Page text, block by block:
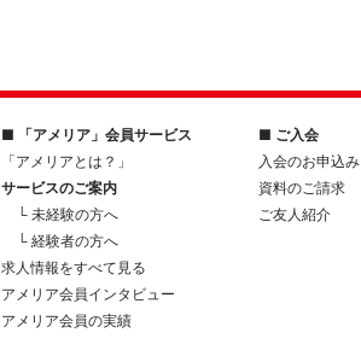
■ 「アメリア」会員サービス
「アメリアとは？」
サービスのご案内
└ 未経験の方へ
└ 経験者の方へ
求人情報をすべて見る
アメリア会員インタビュー
アメリア会員の実績
■ ご入会
入会のお申込み
資料のご請求
ご友人紹介